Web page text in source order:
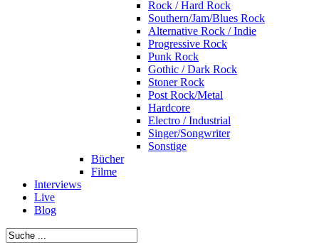
Rock / Hard Rock
Southern/Jam/Blues Rock
Alternative Rock / Indie
Progressive Rock
Punk Rock
Gothic / Dark Rock
Stoner Rock
Post Rock/Metal
Hardcore
Electro / Industrial
Singer/Songwriter
Sonstige
Bücher
Filme
Interviews
Live
Blog